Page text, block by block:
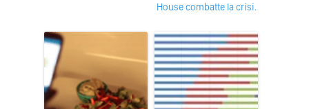
House combatte la crisi.